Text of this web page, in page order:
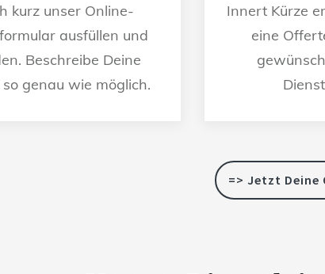
kurz unser Online-
ausfüllen und
Beschreibe Deine
genau wie möglich.
Innert Kürze
eine
=> Jetzt Deine